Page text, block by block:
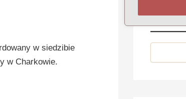
w siedzibie
w Charkowie.